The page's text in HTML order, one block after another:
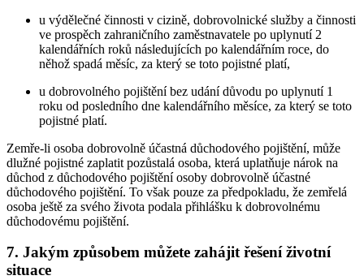
u výdělečné činnosti v cizině, dobrovolnické služby a činnosti
ve prospěch zahraničního zaměstnavatele po uplynutí 2
kalendářních roků následujících po kalendářním roce, do
něhož spadá měsíc, za který se toto pojistné platí,
u dobrovolného pojištění bez udání důvodu po uplynutí 1
roku od posledního dne kalendářního měsíce, za který se toto
pojistné platí.
Zemře-li osoba dobrovolně účastná důchodového pojištění, může
dlužné pojistné zaplatit pozůstalá osoba, která uplatňuje nárok na
důchod z důchodového pojištění osoby dobrovolně účastné
důchodového pojištění. To však pouze za předpokladu, že zemřelá
osoba ještě za svého života podala přihlášku k dobrovolnému
důchodovému pojištění.
7. Jakým způsobem můžete zahájit řešení životní
situace